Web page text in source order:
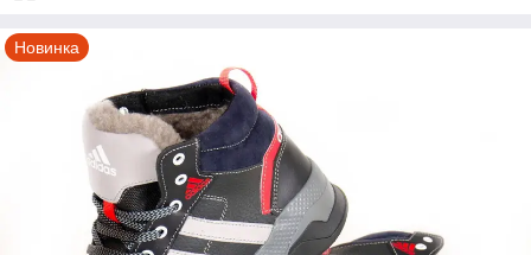
Новинка